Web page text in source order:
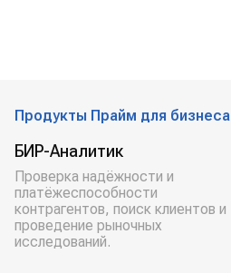
Продукты Прайм для бизнеса
БИР-Аналитик
Проверка надёжности и
платёжеспособности
контрагентов, поиск клиентов и
проведение рыночных
исследований.